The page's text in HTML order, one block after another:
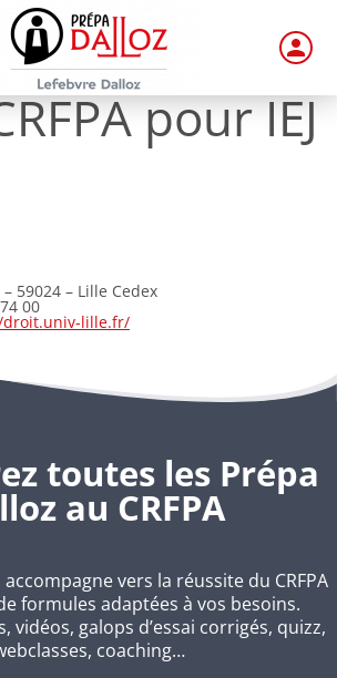
pour IEJ
59024 – Lille Cedex
00
lille.fr/
toutes les Prépa
au CRFPA
vers la réussite du CRFPA
formules adaptées à vos besoins.
vidéos, galops d’essai corrigés, quizz,
coaching…